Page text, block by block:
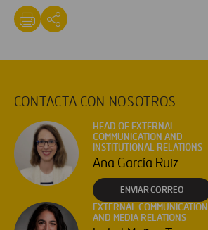
CONTACTA CON NOSOTROS
HEAD OF EXTERNAL
COMMUNICATION AND
INSTITUTIONAL RELATIONS
Ana García Ruiz
ENVIAR CORREO
EXTERNAL COMMUNICATION
AND MEDIA RELATIONS